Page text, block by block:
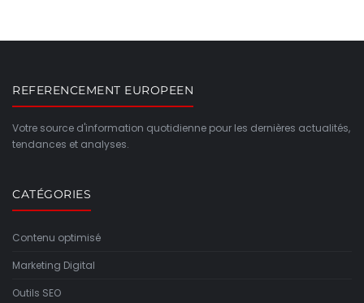
REFERENCEMENT EUROPEEN
Votre source d'information quotidienne pour les dernières actualités,
tendances et analyses.
CATÉGORIES
Contenu optimisé
Marketing Digital
Outils SEO